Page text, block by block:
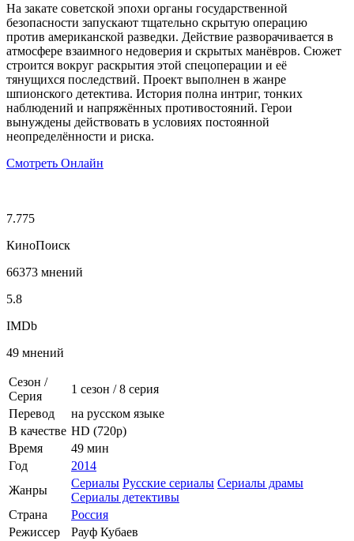
На закате советской эпохи органы государственной
безопасности запускают тщательно скрытую операцию
против американской разведки. Действие разворачивается в
атмосфере взаимного недоверия и скрытых манёвров. Сюжет
строится вокруг раскрытия этой спецоперации и её
тянущихся последствий. Проект выполнен в жанре
шпионского детектива. История полна интриг, тонких
наблюдений и напряжённых противостояний. Герои
вынуждены действовать в условиях постоянной
неопределённости и риска.
Смотреть Онлайн
7.775
КиноПоиск
66373 мнений
5.8
IMDb
49 мнений
Сезон /
Серия
1 сезон /8 серия
Перевод
на русском языке
В качестве HD (720p)
Время
49 мин
Год
2014
Жанры
Сериалы Русские сериалы Сериалы драмы
Сериалы детективы
Страна
Россия
Режиссер
Рауф Кубаев